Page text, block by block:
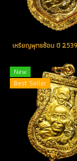
New
Best Seller